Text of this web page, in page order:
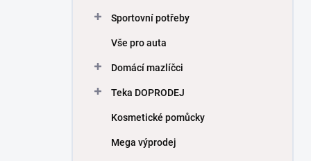
Sportovní potřeby
Vše pro auta
Domácí mazlíčci
Teka DOPRODEJ
Kosmetické pomůcky
Mega výprodej